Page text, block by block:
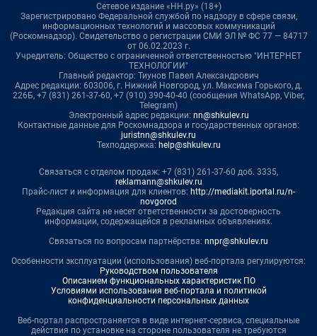
Сетевое издание «НН.ру» (18+)
Зарегистрировано Федеральной службой по надзору в сфере связи,
информационных технологий и массовых коммуникаций
(Роскомнадзор). Свидетельство о регистрации СМИ ЭЛ № ФС 77 — 84717
от 06.02.2023 г.
Учредитель: Общество с ограниченной ответственностью "ИНТЕРНЕТ
ТЕХНОЛОГИИ"
Главный редактор: Тиунов Павел Александрович
Адрес редакции: 603006, г. Нижний Новгород, ул. Максима Горького, д.
226Б, +7 (831) 261-37-60, +7 (910) 390-40-40 (сообщения WhatsApp, Viber,
Telegram)
Электронный адрес редакции: nn@shkulev.ru
Контактные данные для Роскомнадзора и государственных органов:
juristnn@shkulev.ru
Техподдержка: help@shkulev.ru
Связаться с отделом продаж: +7 (831) 261-37-60 доб. 3335,
reklamann@shkulev.ru
Прайс-лист и информация для клиентов: http://mediakit.iportal.ru/n-
novgorod
Редакция сайта не несет ответственности за достоверность
информации, содержащейся в рекламных объявлениях.
Связаться по вопросам партнёрства: nnpr@shkulev.ru
Особенности эксплуатации (использования) веб-портала регулируются:
Руководством пользователя
Описанием функциональных характеристик ПО
Условиями использования веб-портала и политикой
конфиденциальности персональных данных
Веб-портал распространяется в виде интернет-сервиса, специальные
действия по установке на стороне пользователя не требуются